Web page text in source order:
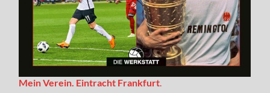
Mein Verein. Eintracht Frankfurt.